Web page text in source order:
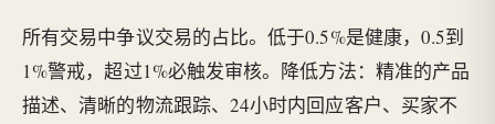
所有交易中争议交易的占比。低于0.5%是健康，0.5到
1%警戒，超过1%必触发审核。降低方法：精准的产品
描述、清晰的物流跟踪、24小时内回应客户、买家不